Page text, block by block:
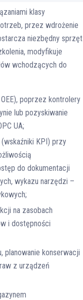
klasy
przez wdrożenie
niezbędny sprzęt
modyfikuje
wchodzących do
poprzez kontrolery
lub pozyskiwanie
UA;
KPI) przy
do dokumentacji
wykazu narzędzi –
na zasobach
i dostępności
planowanie konserwacji
z urządzeń